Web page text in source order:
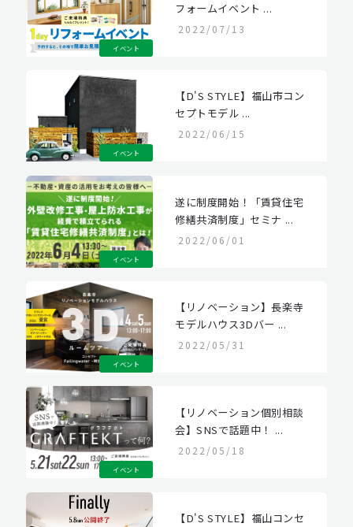
イベント
フォームイベント ...
2022/07/13
イベント
【D'S STYLE】福山市コン
セプトモデル ...
2022/06/15
イベント
遂に制度開始！「賃貸住宅
修繕共済制度」セミナ ...
2022/06/01
イベント
【リノベーション】長楽寺
モデルハウス3Dバー ...
2022/05/31
イベント
【リノベーション個別相談
会】SNSで話題中！ ...
2022/05/18
【D'S STYLE】福山コンセ